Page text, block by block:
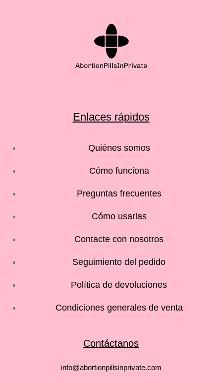
Enlaces rápidos
Quiénes somos
Cómo funciona
Preguntas frecuentes
Cómo usarlas
Contacte con nosotros
Seguimiento del pedido
Política de devoluciones
Condiciones generales de venta
Contáctanos
info@abortionpillsinprivate.com